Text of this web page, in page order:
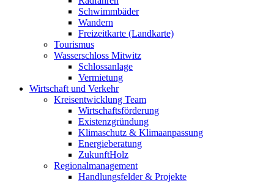
Schwimmbäder
Wandern
Freizeitkarte (Landkarte)
Tourismus
Wasserschloss Mitwitz
Schlossanlage
Vermietung
Wirtschaft und Verkehr
Kreisentwicklung Team
Wirtschaftsförderung
Existenzgründung
Klimaschutz & Klimaanpassung
Energieberatung
ZukunftHolz
Regionalmanagement
Handlungsfelder & Projekte